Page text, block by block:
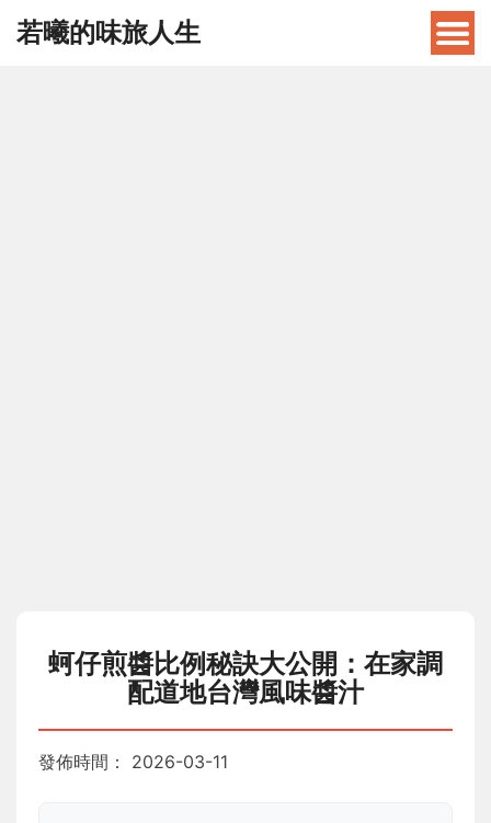
若曦的味旅人生
蚵仔煎醬比例秘訣大公開：在家調
配道地台灣風味醬汁
發佈時間： 2026-03-11